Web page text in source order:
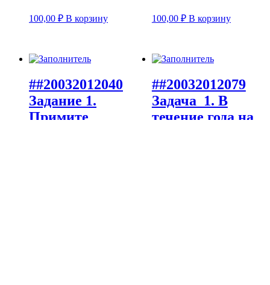
100,00 ₽ В корзину 100,00 ₽ В корзину
##20032012040
Задание 1.
Примите
##20032012079
Задача 1. В
течение года на